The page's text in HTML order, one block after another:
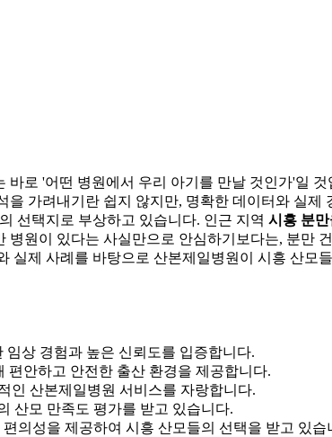
로 '어떤 병원에서 우리 아기를 만날 것인가'일
가려내기란 쉽지 않지만, 명확한 데이터와 실제
선택지로 부상하고 있습니다. 인근 지역 시흥 분만
원이 있다는 사실만으로 안심하기보다는, 분만
제 사례를 바탕으로 산본제일병원이 시흥 산모
상 경험과 높은 신뢰도를 입증합니다.
안하고 안전한 출산 환경을 제공합니다.
인 산본제일병원 서비스를 자랑합니다.
산모 만족도 평가를 받고 있습니다.
의성을 제공하여 시흥 산모들의 선택을 받고 있습